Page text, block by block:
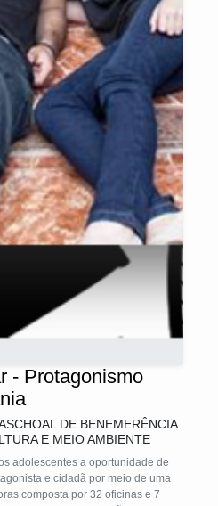
- Protagonismo
DE BENEMERÊNCIA
E MEIO AMBIENTE
adolescentes a oportunidade de
e cidadã por meio de uma
composta por 32 oficinas e 7